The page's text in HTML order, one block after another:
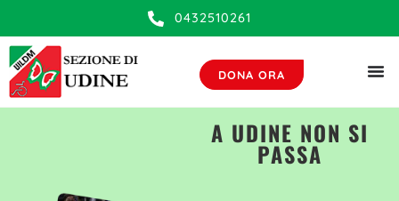
0432510261
DONA ORA
A UDINE NON SI
PASSA